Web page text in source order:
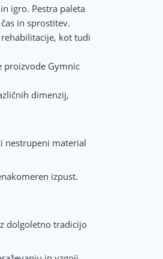
igro. Pestra paleta
in sprostitev.
kot tudi
proizvode Gymnic
dimenzij,
nestrupeni material
izpust.
dolgoletno tradicijo